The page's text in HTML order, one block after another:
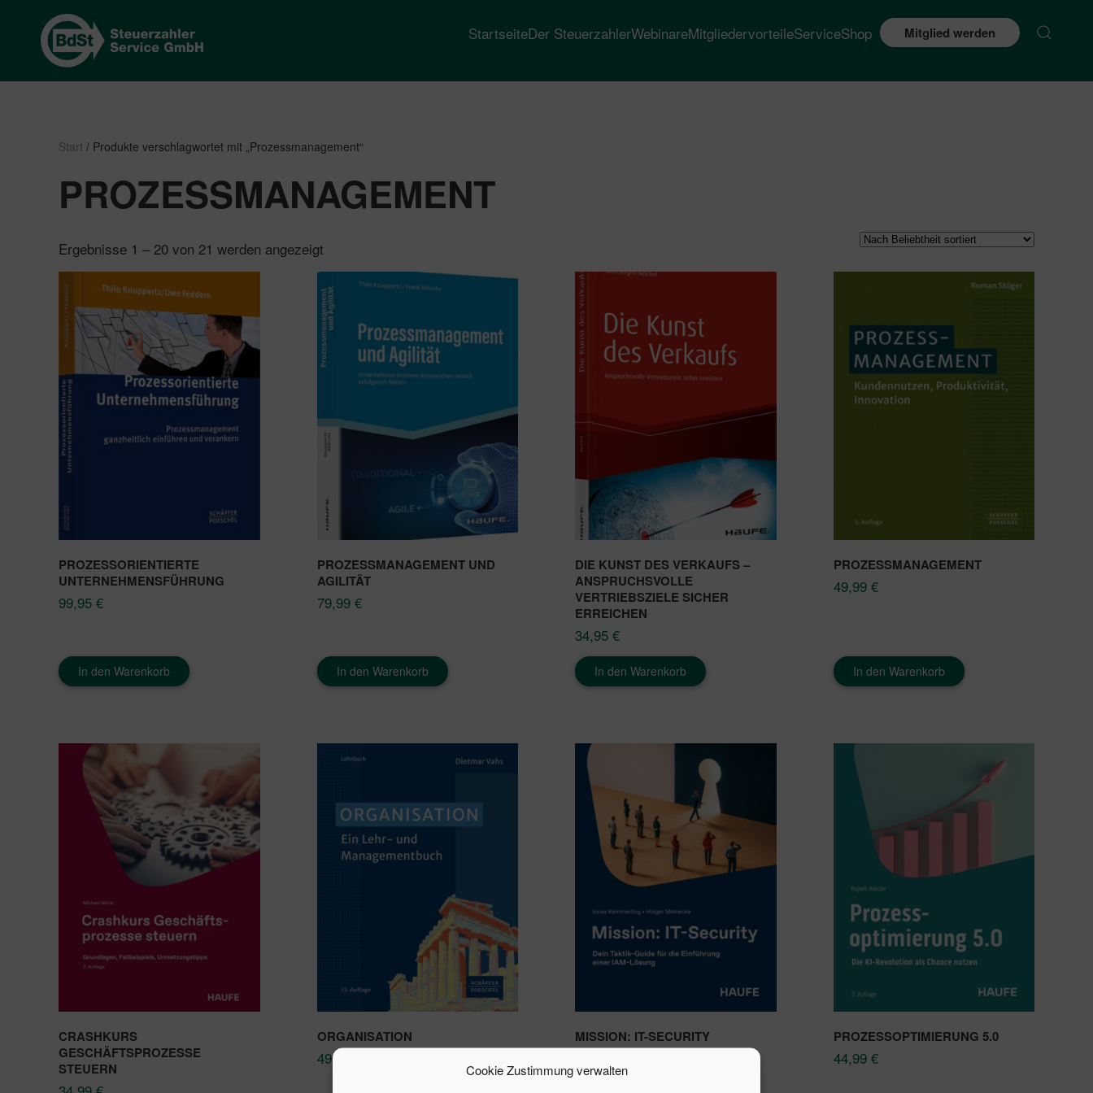
Cookie Zustimmung verwalten
StartseiteDer SteuerzahlerWebinareMitgliedervorteileServiceShop Mitglied werden
Start / Produkte verschlagwortet mit „Prozessmanagement“
PROZESSMANAGEMENT
Ergebnisse 1 – 20 von 21 werden angezeigt
sortiert
PROZESSORIENTIERTE
UNTERNEHMENSFÜHRUNG
99,95 €
In den Warenkorb
PROZESSMANAGEMENT UND
AGILITÄT
79,99 €
In den Warenkorb
DIE KUNST DES VERKAUFS –
ANSPRUCHSVOLLE
VERTRIEBSZIELE SICHER
ERREICHEN
34,95 €
In den Warenkorb
PROZESSMANAGEMENT
49,99 €
In den Warenkorb
CRASHKURS
GESCHÄFTSPROZESSE
STEUERN
ORGANISATION
49,99
MISSION: IT-SECURITY PROZESSOPTIMIERUNG 5.0
44,99 €